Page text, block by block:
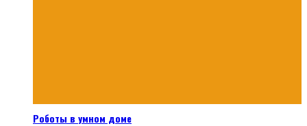
Роботы в умном доме